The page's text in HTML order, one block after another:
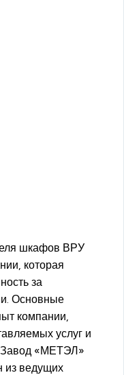
шкафов ВРУ
которая
за
Основные
компании,
услуг и
Завод «МЕТЭЛ»
из ведущих